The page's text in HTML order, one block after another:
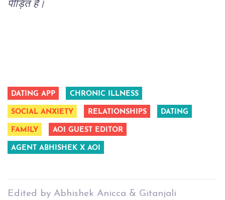
पीड़ित हैं।
DATING APP CHRONIC ILLNESS
SOCIAL ANXIETY RELATIONSHIPS DATING
FAMILY AOI GUEST EDITOR
AGENT ABHISHEK X AOI
Edited by Abhishek Anicca & Gitanjali